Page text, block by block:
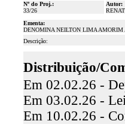
Nº do Proj.:
33/26
Autor:
Ementa:
DENOMINA NEILTON LIMA
Descrição:
Distribuição/
Em 02.02.26 -
Em 03.02.26 -
Em 10.02.26 -